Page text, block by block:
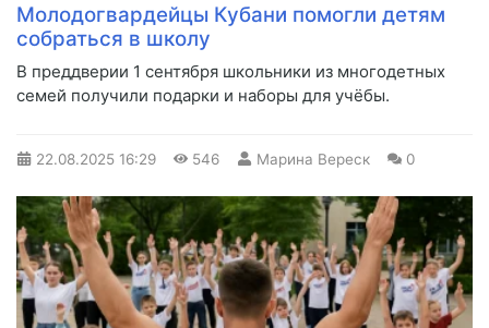
Молодогвардейцы Кубани помогли детям
собраться в школу
В преддверии 1 сентября школьники из многодетных
семей получили подарки и наборы для учёбы.
22.08.2025 16:29 546 Марина Вереск 0